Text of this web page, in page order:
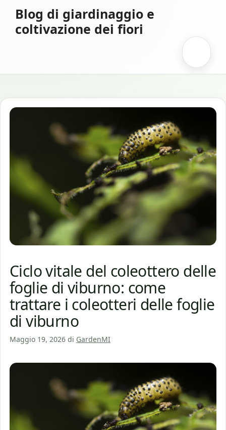
contenuto
Blog di giardinaggio e
coltivazione dei fiori
Ciclo vitale del coleottero delle
foglie di viburno: come
trattare i coleotteri delle foglie
di viburno
Maggio 19, 2026 di GardenMI